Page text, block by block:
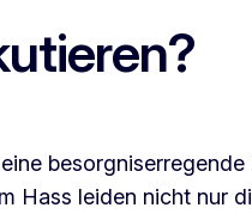
Hass leiden nicht nur